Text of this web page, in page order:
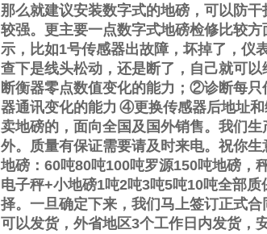
那么就建议安装数字式的地磅，可以防
较强。更主要一点数字式地磅检修比较
示，比如1号传感器出故障，坏掉了，仪
查下是线头松动，还是断了，自己就可以
断衡器零点数值变化的能力； ②诊断每只
器通讯变化的能力 ④更换传感器后地址
卖地磅的，面向全国及国外销售。我们
外。质量有保证需要请及时来电。祝你生
地磅： 60吨80吨100吨罗源150吨地磅，
电子秤+小地磅1吨2吨3吨5吨10吨全部质
择。一旦确定下来，我们马上签订正式
可以发货，外省地区3个工作日内发货，